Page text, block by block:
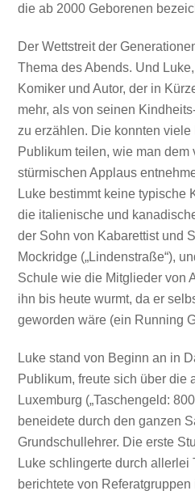
die ab 2000 Geborenen
Der Wettstreit der
Thema des Abends. Und
Komiker und Autor, der in
mehr, als von seinen
zu erzählen. Die konnten
Publikum teilen, wie man dem
stürmischen Applaus
Luke bestimmt keine typische
die italienische und
der Sohn von Kabarettist und
Mockridge („Lindenstraße“),
Schule wie die Mitglieder von
ihn bis heute wurmt, da er
geworden wäre (ein Running
Luke stand von Beginn an in
Publikum, freute sich über die
Luxemburg („Taschengeld:
beneidete durch den ganzen
Grundschullehrer. Die erste
Luke schlingerte durch allerlei
berichtete von